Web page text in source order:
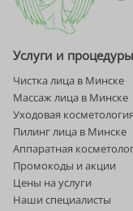
Услуги и процедуры
Чистка лица в Минске
Массаж лица в Минске
Уходовая косметология
Пилинг лица в Минске
Аппаратная
Промокоды и акции
Цены на услуги
Наши специалисты